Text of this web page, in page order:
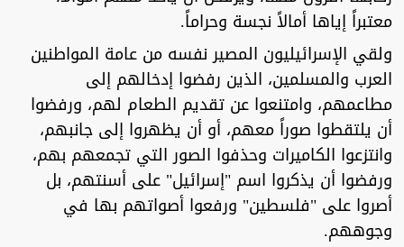
معتبراً إياها أمالاً نجسة وحراماً.
ولقي الإسرائيليون المصير نفسه من عامة المواطنين
العرب والمسلمين، الذين رفضوا إدخالهم إلى
مطاعمهم، وامتنعوا عن تقديم الطعام لهم، ورفضوا
أن يلتقطوا صوراً معهم، أو أن يظهروا إلى جانبهم،
وانتزعوا الكاميرات وحذفوا الصور التي تجمعهم بهم،
ورفضوا أن يذكروا اسم "إسرائيل" على أسنتهم، بل
أصروا على "فلسطين" ورفعوا أصواتهم بها في
وجوههم.